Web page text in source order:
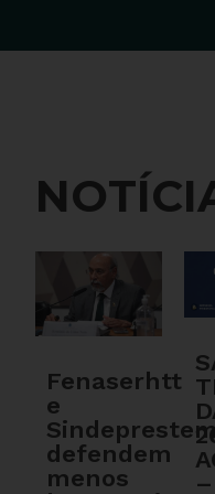
Fenaserhtt
e
defendem
menos
–